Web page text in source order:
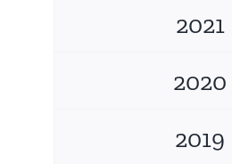
2021
2020
2019